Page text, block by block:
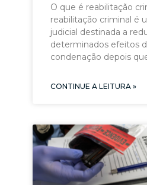
O que é reabilitação
reabilitação criminal é
judicial destinada a
determinados efeitos
condenação depois
CONTINUE A LEITURA »